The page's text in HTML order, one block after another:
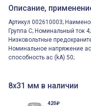
15Ампер
XVR13M05L
Маячок
вращающийся
оранжевый
230VAC
ВКН8108
ВКН8108
Концевой
выключатель
реле времени
Описание,
Артикул 002610003;
Группа C; Номинальный ток
Низковольтные
Номинальное напряжение
способность ac (kA) 50;
8x31 мм в наличии
420₽